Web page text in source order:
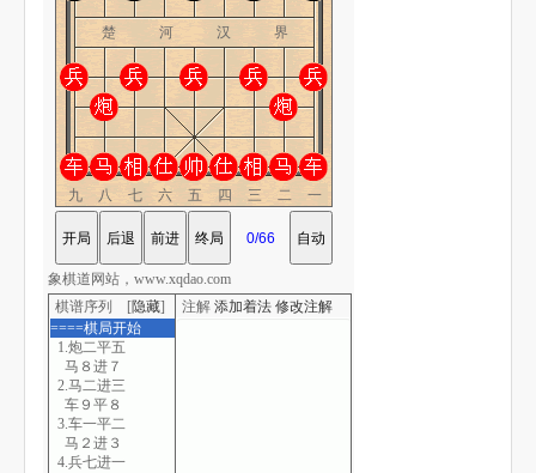
楚 河 汉 界
九八七六五四三二一
棋谱序列 [隐藏]
====棋局开始
1.炮二平五
马８进７
2.马二进三
车９平８
3.车一平二
马２进３
4.兵七进一
注解 添加着法 修改注解
象棋道网站，www.xqdao.com